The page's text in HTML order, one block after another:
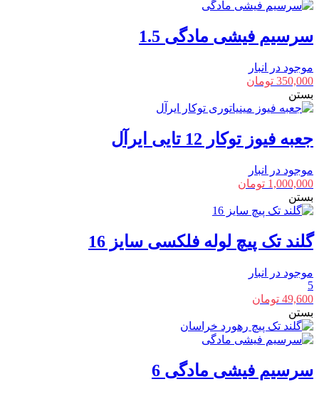
سرسیم فیشی مادگی 1.5
موجود در انبار
350,000 تومان
بستن
جعبه فیوز توکار 12 تایی ایرآل
موجود در انبار
1,000,000 تومان
بستن
گلند تک پیچ لوله فلکسی سایز 16
موجود در انبار
5
49,600 تومان
بستن
سرسیم فیشی مادگی 6